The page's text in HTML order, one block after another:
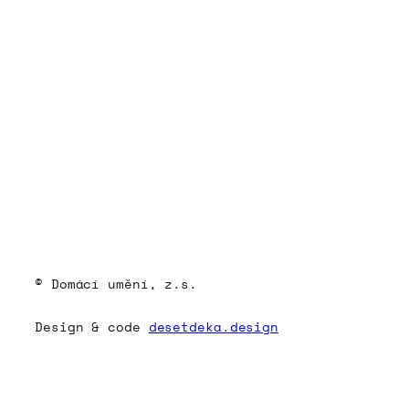
© Domácí umění, z.s.
Design & code desetdeka.design